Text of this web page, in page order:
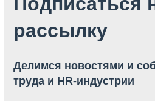
рассылку
Делимся новостями и
труда и HR-индустрии